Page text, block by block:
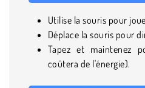
Utilise la souris pour
Déplace la souris pour
Tapez et maintenez
coûtera de l'énergie).